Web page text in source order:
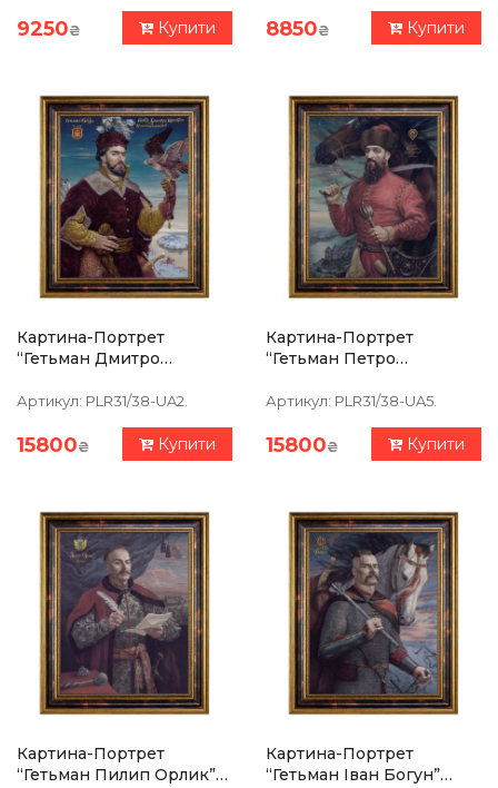
9250₴ Купити 8850₴ Купити
Картина-Портрет
“Гетьман Дмитро
См
Артикул: PLR31/38-UA2.
15800₴ Купити
Картина-Портрет
“Гетьман Петро
Артикул: PLR31/38-UA5.
15800₴ Купити
Картина-Портрет
“Гетьман Пилип Орлик”
Картина-Портрет
“Гетьман Іван Богун”